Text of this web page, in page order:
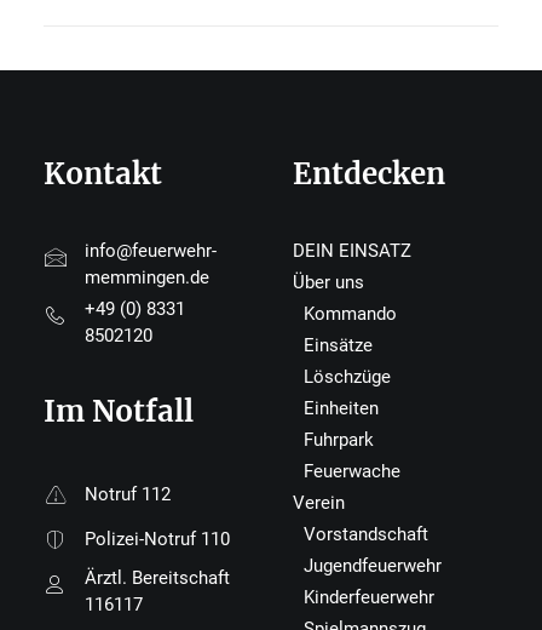
Kontakt
info@feuerwehr-
memmingen.de
+49 (0) 8331
8502120
Im Notfall
Notruf 112
Polizei-Notruf 110
Ärztl. Bereitschaft
116117
Entdecken
DEIN EINSATZ
Über uns
Kommando
Einsätze
Löschzüge
Einheiten
Fuhrpark
Feuerwache
Verein
Vorstandschaft
Jugendfeuerwehr
Kinderfeuerwehr